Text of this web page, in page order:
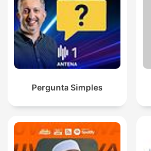
Pergunta Simples